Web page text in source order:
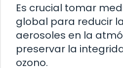
Es crucial tomar
global para reducir
aerosoles en la
preservar la
ozono.